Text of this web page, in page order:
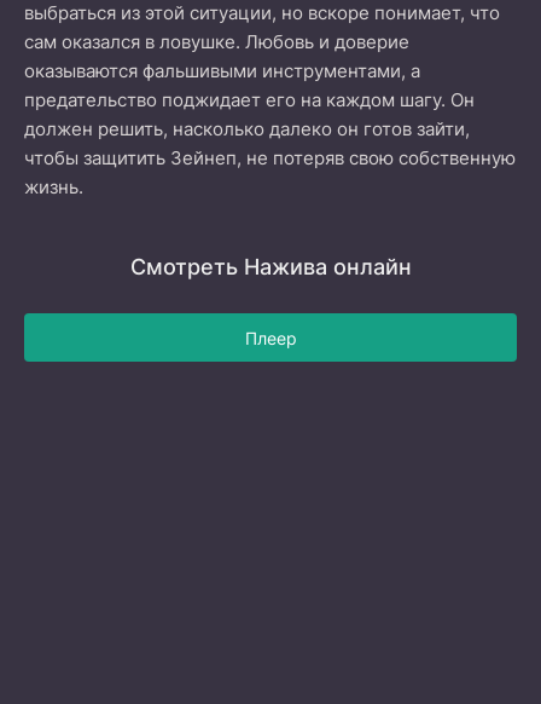
выбраться из этой ситуации, но вскоре понимает, что
сам оказался в ловушке. Любовь и доверие
оказываются фальшивыми инструментами, а
предательство поджидает его на каждом шагу. Он
должен решить, насколько далеко он готов зайти,
чтобы защитить Зейнеп, не потеряв свою собственную
жизнь.
Смотреть Нажива онлайн
Плеер